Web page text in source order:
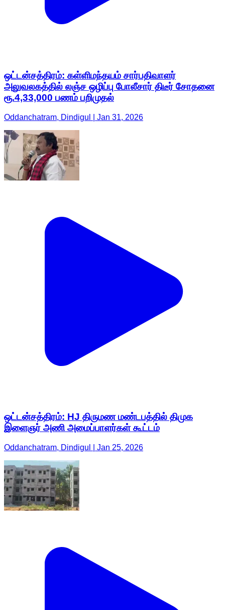
ஒட்டன்சத்திரம்: கள்ளிமந்தயம் சார்பதிவாளர்
அலுவலகத்தில் லஞ்ச ஒழிப்பு போலீசார் திடீர் சோதனை
ரூ.4,33,000 பணம் பறிமுதல்
Oddanchatram, Dindigul | Jan 31, 2026
ஒட்டன்சத்திரம்: HJ திருமண மண்டபத்தில் திமுக
இளைஞர் அணி அமைப்பாளர்கள் கூட்டம்
Oddanchatram, Dindigul | Jan 25, 2026